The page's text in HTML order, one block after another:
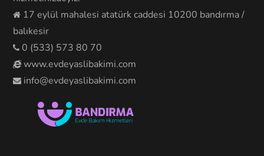
17 eylül mahalesi atatürk caddesi 10200 bandırma /
balıkesir
0 (533) 573 80 70
www.evdeyaslibakimi.com
info@evdeyaslibakimi.com